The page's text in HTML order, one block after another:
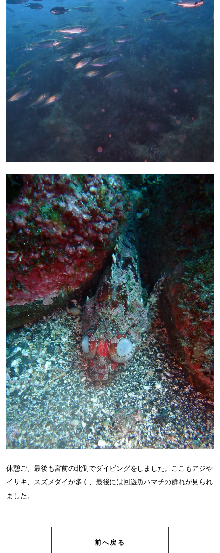
休憩ご、最後も宮前の北側でダイビングをしました。ここもアジや
イサキ、スズメダイが多く、最後には回遊魚ハマチの群れが見られ
ました。
前へ戻る